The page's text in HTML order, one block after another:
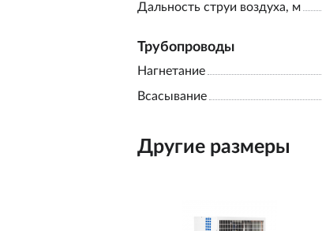
Дальность струи воздуха, м
Трубопроводы
Нагнетание
Всасывание
Другие размеры